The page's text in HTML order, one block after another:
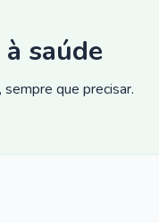
saúde
que precisar.